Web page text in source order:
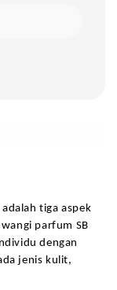
tiga aspek
parfum SB
dengan
jenis kulit,